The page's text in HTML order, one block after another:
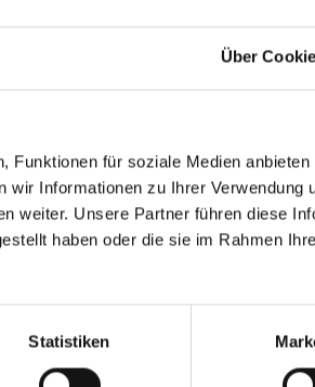
Über
Funktionen für soziale Medien anbieten
wir Informationen zu Ihrer Verwendung
weiter. Unsere Partner führen diese
haben oder die sie im Rahmen
Statistiken
Sicherheitsstandards
Einbruchsversuche machen.
undET2 . Damit können Sie sich
stellen wir Ihnen eine breite